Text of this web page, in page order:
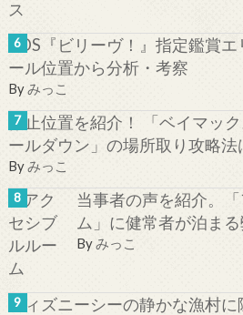
TDS『ビリーヴ！』指定鑑賞
ール位置から分析・考察
Byみっこ
停止位置を紹介！ 「ベイマッ
ールダウン」の場所取り攻略法
Byみっこ
当事者の声を紹介。
ム」に健常者が泊ま
Byみっこ
ディズニーシーの静かな漁村